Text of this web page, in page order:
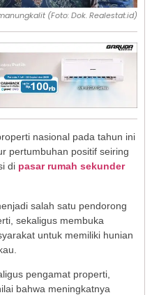
(Foto: Dok. Realestat.id)
nasional pada tahun ini
pertumbuhan positif seiring
di pasar rumah sekunder
salah satu pendorong
sekaligus membuka
untuk memiliki hunian
pengamat properti,
bahwa meningkatnya